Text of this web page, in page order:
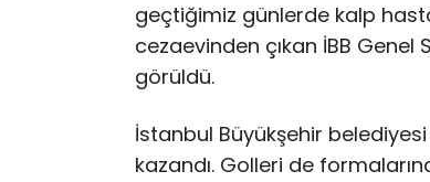
geçtiğimiz günlerde kalp
cezaevinden çıkan İBB Genel
görüldü.
İstanbul Büyükşehir belediyesi
kazandı. Golleri de